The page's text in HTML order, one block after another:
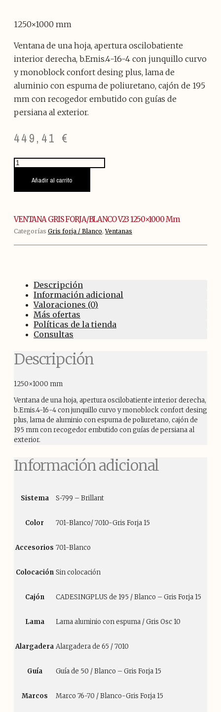
1250×1000 mm
Ventana de una hoja, apertura oscilobatiente
interior derecha, b.Emis.4-16-4 con junquillo curvo
y monoblock confort desing plus, lama de
aluminio con espuma de poliuretano, cajón de 195
mm con recogedor embutido con guías de
persiana al exterior.
449,41 €
VENTANA
FORJA/BLANCO
cantidad
Añadir al carrito
VENTANA GRIS FORJA/BLANCO V23 1250×1000 Mm
Categorías Gris forja / Blanco,Ventanas
Descripción
Información adicional
Valoraciones (0)
Más ofertas
Políticas de la tienda
Consultas
Descripción
1250×1000 mm
Ventana de una hoja, apertura oscilobatiente interior derecha,
b.Emis.4-16-4 con junquillo curvo y monoblock confort desing
plus, lama de aluminio con espuma de poliuretano, cajón de
195 mm con recogedor embutido con guías de persiana al
exterior.
Información adicional
Sistema S-799 – Brillant
Color 701-Blanco/ 7010-Gris Forja 15
Accesorios 701-Blanco
Colocación Sin colocación
Cajón CADESINGPLUS de 195 / Blanco – Gris Forja 15
Lama Lama aluminio con espuma / Gris Osc 10
Alargadera Alargadera de 65 / 7010
Guía Guía de 50 / Blanco – Gris Forja 15
Marcos Marco 76-70 / Blanco-Gris Forja 15